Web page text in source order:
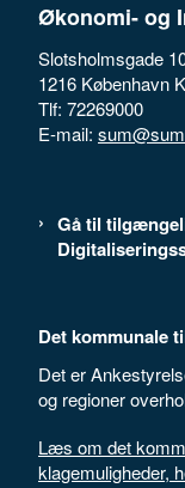
Økonomi- og
Slotsholmsgade
1216 København K
Tlf: 72269000
E-mail:
Gå til
Det kommunale
Det er
og regioner
Læs om det
klagemuligheder,